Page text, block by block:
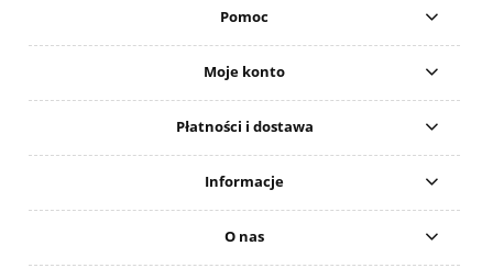
Pomoc
Moje konto
Płatności i dostawa
Informacje
O nas